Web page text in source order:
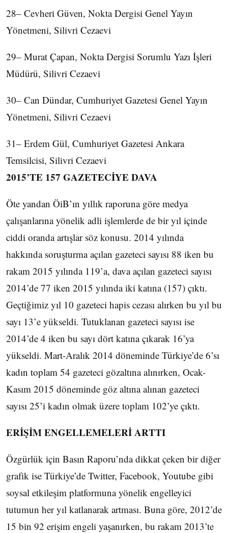
28– Cevheri Güven, Nokta Dergisi Genel Yayın
Yönetmeni, Silivri Cezaevi
29– Murat Çapan, Nokta Dergisi Sorumlu Yazı İşleri
Müdürü, Silivri Cezaevi
30– Can Dündar, Cumhuriyet Gazetesi Genel Yayın
Yönetmeni, Silivri Cezaevi
31– Erdem Gül, Cumhuriyet Gazetesi Ankara
Temsilcisi, Silivri Cezaevi
2015’TE 157 GAZETECİYE DAVA
Öte yandan ÖiB’ın yıllık raporuna göre medya
çalışanlarına yönelik adli işlemlerde de bir yıl içinde
ciddi oranda artışlar söz konusu. 2014 yılında
hakkında soruşturma açılan gazeteci sayısı 88 iken bu
rakam 2015 yılında 119’a, dava açılan gazeteci sayısı
2014’de 77 iken 2015 yılında iki katına (157) çıktı.
Geçtiğimiz yıl 10 gazeteci hapis cezası alırken bu yıl bu
sayı 13’e yükseldi. Tutuklanan gazeteci sayısı ise
2014’de 4 iken bu sayı dört katına çıkarak 16’ya
yükseldi. Mart-Aralık 2014 döneminde Türkiye’de 6’sı
kadın toplam 54 gazeteci gözaltına alınırken, Ocak-
Kasım 2015 döneminde göz altına alınan gazeteci
sayısı 25’i kadın olmak üzere toplam 102’ye çıktı.
ERİŞİM ENGELLEMELERİ ARTTI
Özgürlük için Basın Raporu’nda dikkat çeken bir diğer
grafik ise Türkiye’de Twitter, Facebook, Youtube gibi
soysal etkileşim platformuna yönelik engelleyici
tutumun her yıl katlanarak artması. Buna göre, 2012’de
15 bin 92 erişim engeli yaşanırken, bu rakam 2013’te